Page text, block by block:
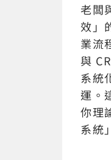
老闆
效」
業流
與
系統
運。
你理
系統」